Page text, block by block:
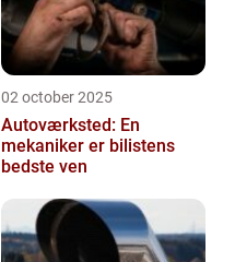
02 october 2025
Autoværksted: En
mekaniker er bilistens
bedste ven